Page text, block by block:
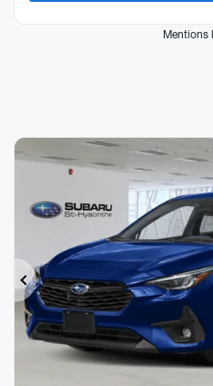
Mentions
Précédent